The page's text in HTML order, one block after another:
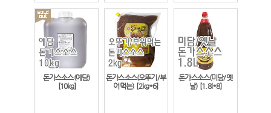
돈가스소스(예담)
[10kg]
돈가스소스(오뚜기/부
어먹는) [2kg*6]
돈가스소스(미담/옛
날) [1.8l*8]